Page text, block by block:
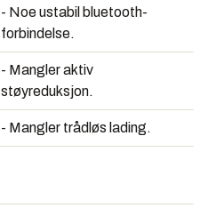
- Noe ustabil bluetooth-
forbindelse.
- Mangler aktiv
støyreduksjon.
- Mangler trådløs lading.